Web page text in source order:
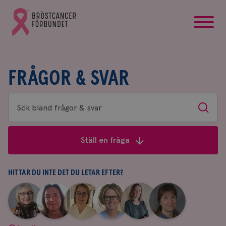
Gå
till
Bröstcancerförbundets
FRÅGOR & SVAR
Sök
bland
&
svar
Sök
Ställ en fråga
HITTAR DU INTE DET DU LETAR EFTER?
Aina
Johnsson
|
Anne
Andersson
Fredrika
Killander
|
Jeanette
Bäcklund
|
Maria
Edegran
|
Yvette
Andersson